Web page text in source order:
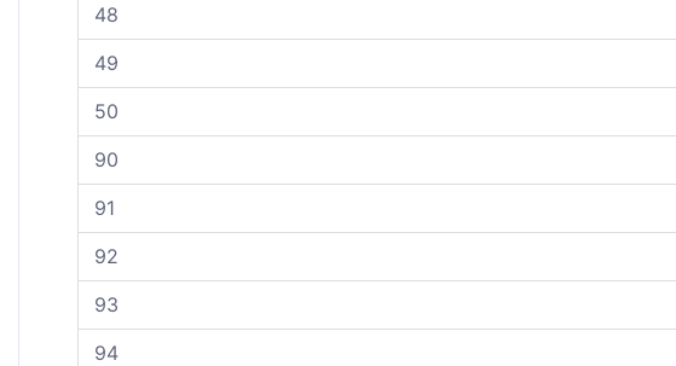
48
49
50
90
91
92
93
94